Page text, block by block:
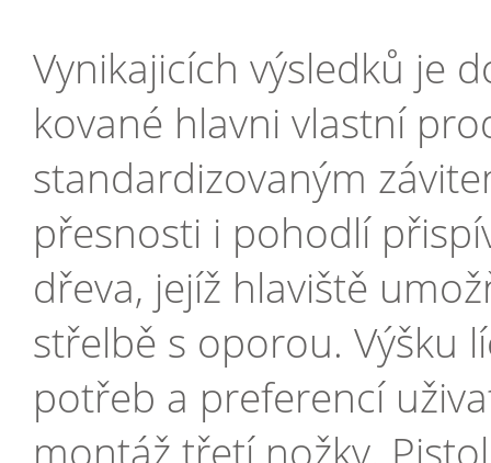
Vynikajicích výsledků je
kované hlavni vlastní
standardizovaným
přesnosti i pohodlí
dřeva, jejíž hlaviště
střelbě s oporou. Výšku
potřeb a preferencí
montáž třetí nožky.